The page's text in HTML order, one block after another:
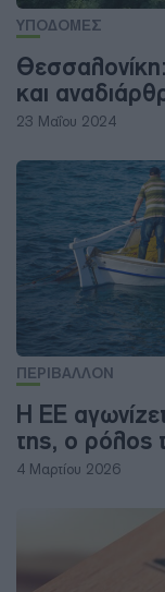
ΥΠΟΔΟΜΕΣ
και
23 Μαΐου 2024
ΠΕΡΙΒΑΛΛΟΝ
Η ΕΕ
της, ο ρόλος
4 Μαρτίου 2026